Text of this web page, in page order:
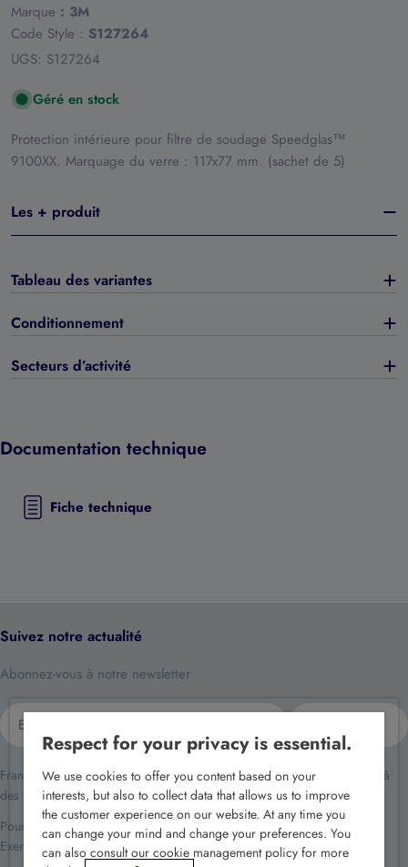
Marque : 3M
Code Style : S127264
UGS: S127264
Géré en stock
Protection intérieure pour filtre de soudage Speedglas™
9100XX. Marquage du verre : 117x77 mm. (sachet de 5)
Les + produit
Tableau des variantes
Conditionnement
Secteurs d’activité
Documentation technique
Fiche technique
Suivez notre actualité
Abonnez-vous à notre newsletter
mail
France Sécurité traite vos données dans le cadre de la relation client et à
des fins de prospection commerciale.
Pour en savoir plus reportez-vous à notre
politique de confidentialité
Exercez vos droits en écrivant àrgpd@france-securite.fr .
Respect for your privacy is essential.
We use cookies to offer you content based on your
interests, but also to collect data that allows us to improve
the customer experience on our website. At any time you
can change your mind and change your preferences. You
can also consult our cookie management policy for more